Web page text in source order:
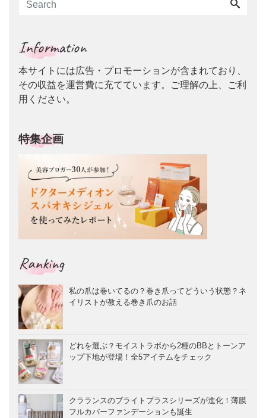
Information
本サイトには広告・プロモーションが含まれており、
その収益を運営費に充てています。ご理解の上、ご利
用ください。
特集企画
Ranking
私の爪は巻いてるの？巻き爪ってどういう状態？ネ
イリストが教える巻き爪のお話
どれを選ぶ？モイストラボから2種のBBとトーンア
ップ下地が登場！全5アイテムをチェック
クラランスのブライトプラスシリーズが進化！薄膜
フルカバーファンデーションも誕生